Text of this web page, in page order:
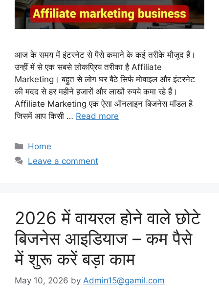
आज के समय में इंटरनेट से पैसे कमाने के कई तरीके मौजूद हैं।
उन्हीं में से एक सबसे लोकप्रिय तरीका है Affiliate
Marketing। बहुत से लोग घर बैठे सिर्फ मोबाइल और इंटरनेट
की मदद से हर महीने हजारों और लाखों रुपये कमा रहे हैं।
Affiliate Marketing एक ऐसा ऑनलाइन बिजनेस मॉडल है
जिसमें आप किसी … Read more
Categories
Home
Leave a comment
2026 में वायरल होने वाले छोटे
बिजनेस आइडियाज – कम पैसे
में शुरू करें बड़ा काम
May 10, 2026 by Admin15@gamil.com